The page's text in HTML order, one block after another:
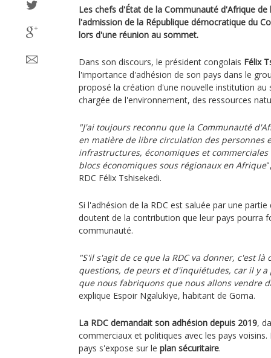
Les chefs d'État de la Communauté d'Afrique de
l'admission de la République démocratique du
lors d'une réunion au sommet.
Dans son discours, le président congolais Félix
l'importance d'adhésion de son pays dans le
proposé la création d'une nouvelle institution au
chargée de l'environnement, des ressources
"J'ai toujours reconnu que la Communauté
en matière de libre circulation des personnes
infrastructures, économiques et
blocs économiques sous régionaux en Afrique
RDC Félix Tshisekedi.
Si l'adhésion de la RDC est saluée par une
doutent de la contribution que leur pays pourra
communauté.
"S'il s'agit de ce que la RDC va donner, c'est là
questions, de peurs et d'inquiétudes, car il y
que nous fabriquons que nous allons vendre
explique Espoir Ngalukiye, habitant de Goma.
La RDC demandait son adhésion depuis 2019,
commerciaux et politiques avec les pays
pays s'expose sur le plan sécuritaire.